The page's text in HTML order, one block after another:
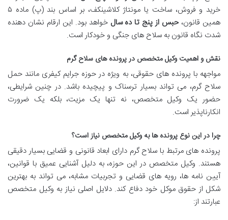
خرید و فروش، ساخت یا مونتاژ کلاشینکف، بر اساس بند (پ) ماده ۵
همین قانون،حبس از پنج تا ده سال خواهد بود. این ارقام نشان دهنده
شدت نگاه قانون به سلاح های جنگی و خودکار است.
نقش و اهمیت وکیل متخصص در پرونده های سلاح گرم
مواجهه با پرونده های حقوقی، به ویژه در حوزه جرایم کیفری مانند حمل
سلاح گرم، می تواند بسیار ترسناک و پیچیده باشد. در چنین شرایطی،
حضور یک وکیل متخصص، نه تنها یک مزیت، بلکه یک ضرورت
انکارناپذیر است.
چرا در این نوع پرونده ها به وکیل متخصص نیاز است؟
پرونده های مرتبط با سلاح گرم دارای ابعاد قانونی و قضایی بسیار دقیقی
هستند. وکیل متخصص در این حوزه، به دلیل آشنایی عمیق با قوانین،
آیین نامه ها، رویه های قضایی و تجربیات مشابه، می تواند به بهترین
شکل از حقوق موکل خود دفاع کند. دلایل اصلی نیاز به وکیل متخصص
عبارتند از: